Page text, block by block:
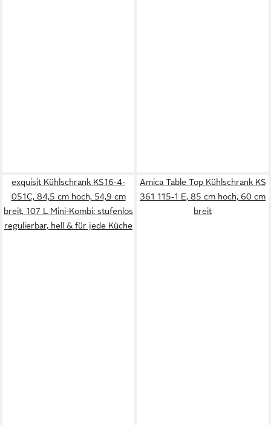
exquisit Kühlschrank KS16-4-
051C, 84,5 cm hoch, 54,9 cm
breit, 107 L Mini-Kombi: stufenlos
regulierbar, hell & für jede Küche
Amica Table Top Kühlschrank KS
361 115-1 E, 85 cm hoch, 60 cm
breit